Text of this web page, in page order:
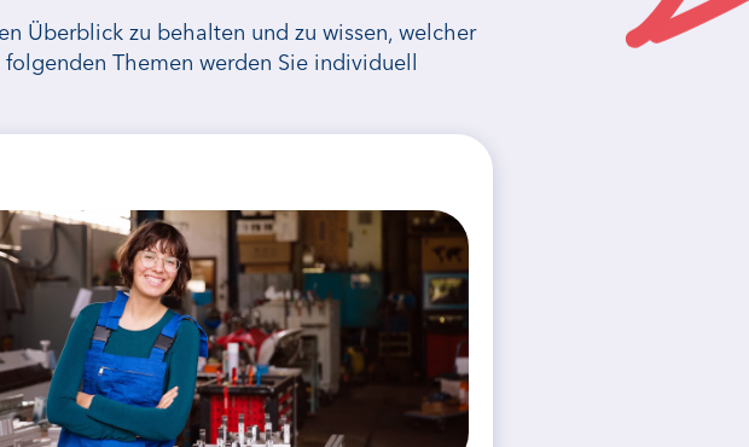
Überblick zu behalten und zu wissen, welcher
Themen werden Sie individuell